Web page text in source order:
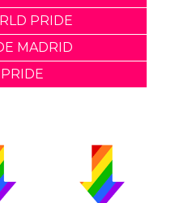
PRIDE
MADRID